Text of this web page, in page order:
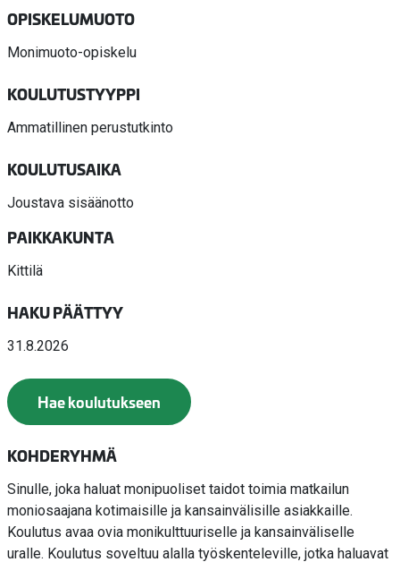
OPISKELUMUOTO
Monimuoto-opiskelu
KOULUTUSTYYPPI
Ammatillinen perustutkinto
KOULUTUSAIKA
Joustava sisäänotto
PAIKKAKUNTA
Kittilä
HAKU PÄÄTTYY
31.8.2026
Hae koulutukseen
KOHDERYHMÄ
Sinulle, joka haluat monipuoliset taidot toimia matkailun
moniosaajana kotimaisille ja kansainvälisille asiakkaille.
Koulutus avaa ovia monikulttuuriselle ja kansainväliselle
uralle. Koulutus soveltuu alalla työskenteleville, jotka haluavat